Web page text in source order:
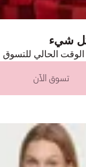
كل شيء
الحالي للتسوق
تسوق الآن